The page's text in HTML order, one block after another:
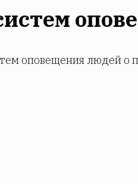
оповещения людей о